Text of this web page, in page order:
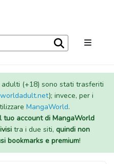
(+18) sono stati trasferiti
); invece, per i
MangaWorld.
account di MangaWorld
tra i due siti, quindi non
bookmarks e premium!